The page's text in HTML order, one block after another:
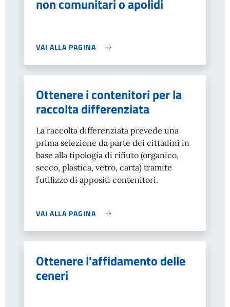
non comunitari o apolidi
VAI ALLA PAGINA
Ottenere i contenitori per la
raccolta differenziata
La raccolta differenziata prevede una
prima selezione da parte dei cittadini in
base alla tipologia di rifiuto (organico,
secco, plastica, vetro, carta) tramite
l’utilizzo di appositi contenitori.
VAI ALLA PAGINA
Ottenere l'affidamento delle
ceneri